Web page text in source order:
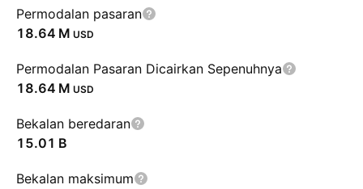
Permodalan pasaran
‪18.64 M‬ USD
Permodalan Pasaran Dicairkan Sepenuhnya
‪18.64 M‬ USD
Bekalan beredaran
‪15.01 B‬
Bekalan maksimum